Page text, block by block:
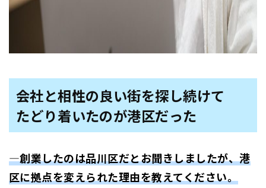
会社と相性の良い街を探し続けて
たどり着いたのが港区だった
―創業したのは品川区だとお聞きしましたが、港
区に拠点を変えられた理由を教えてください。